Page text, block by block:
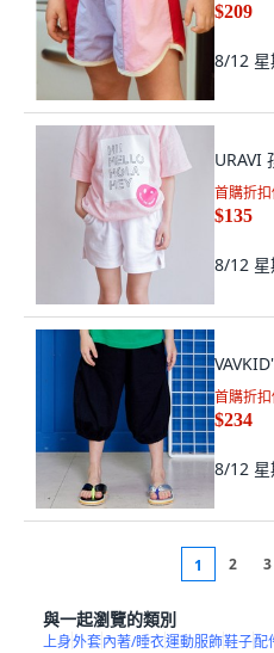
$209
8/12 星
URAVI
首購折
$135
8/12 星
首購折
$234
8/12 星
1 2 3
與一起瀏覽的類別
上身外套內著/睡衣運動服飾鞋子配